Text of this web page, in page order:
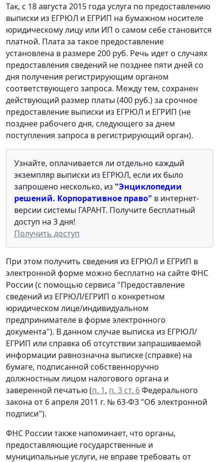
Так, с 18 августа 2015 года услуга по предоставлению
выписки из ЕГРЮЛ и ЕГРИП на бумажном носителе
юридическому лицу или ИП о самом себе становится
платной. Плата за такое предоставление
установлена в размере 200 руб. Речь идет о случаях
предоставления сведений не позднее пяти дней со
дня получения регистрирующим органом
соответствующего запроса. Между тем, сохранен
действующий размер платы (400 руб.) за срочное
предоставление выписки из ЕГРЮЛ и ЕГРИП (не
позднее рабочего дня, следующего за днем
поступления запроса в регистрирующий орган).
Узнайте, оплачивается ли отдельно каждый
экземпляр выписки из ЕГРЮЛ, если их было
запрошено несколько, из "Энциклопедии
решений. Корпоративное право" в интернет-
версии системы ГАРАНТ. Получите бесплатный
доступ на 3 дня!
Получить доступ
При этом получить сведения из ЕГРЮЛ и ЕГРИП в
электронной форме можно бесплатно на сайте ФНС
России (с помощью сервиса "Предоставление
сведений из ЕГРЮЛ/ЕГРИП о конкретном
юридическом лице/индивидуальном
предпринимателе в форме электронного
документа"). В данном случае выписка из ЕГРЮЛ/
ЕГРИП или справка об отсутствии запрашиваемой
информации равнозначна выписке (справке) на
бумаге, подписанной собственноручно
должностным лицом налогового органа и
заверенной печатью (п. 1, п. 3 ст. 6Федерального
закона от 6 апреля 2011 г. № 63-ФЗ "Об электронной
подписи").
ФНС России также напоминает, что органы,
предоставляющие государственные и
муниципальные услуги, не вправе требовать от